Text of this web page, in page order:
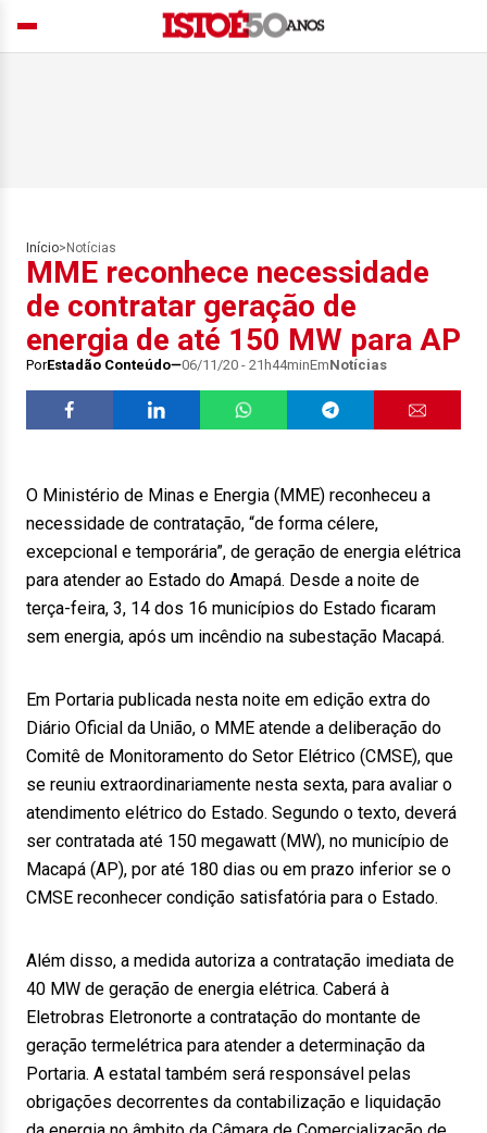
Início> Notícias
MME reconhece necessidade
de contratar geração de
energia de até 150 MW para AP
PorEstadão Conteúdo 06/11/20 - 21h44minEmNotícias
O Ministério de Minas e Energia (MME) reconheceu a
necessidade de contratação, “de forma célere,
excepcional e temporária”, de geração de energia elétrica
para atender ao Estado do Amapá. Desde a noite de
terça-feira, 3, 14 dos 16 municípios do Estado ficaram
sem energia, após um incêndio na subestação Macapá.
Em Portaria publicada nesta noite em edição extra do
Diário Oficial da União, o MME atende a deliberação do
Comitê de Monitoramento do Setor Elétrico (CMSE), que
se reuniu extraordinariamente nesta sexta, para avaliar o
atendimento elétrico do Estado. Segundo o texto, deverá
ser contratada até 150 megawatt (MW), no município de
Macapá (AP), por até 180 dias ou em prazo inferior se o
CMSE reconhecer condição satisfatória para o Estado.
Além disso, a medida autoriza a contratação imediata de
40 MW de geração de energia elétrica. Caberá à
Eletrobras Eletronorte a contratação do montante de
geração termelétrica para atender a determinação da
Portaria. A estatal também será responsável pelas
obrigações decorrentes da contabilização e liquidação